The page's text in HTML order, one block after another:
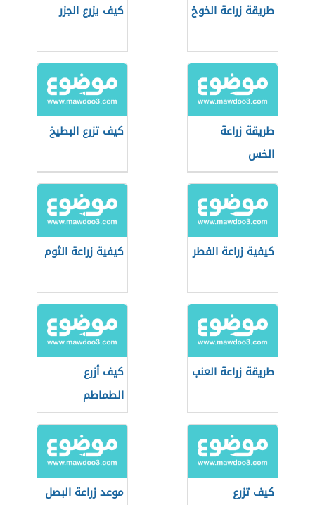
طريقة زراعة الخوخ كيف يزرع الجزر
طريقة زراعة
الخس
كيف تزرع البطيخ
كيفية زراعة الفطر كيفية زراعة الثوم
طريقة زراعة العنب
كيف أزرع
الطماطم
كيف تزرع
موعد زراعة البصل